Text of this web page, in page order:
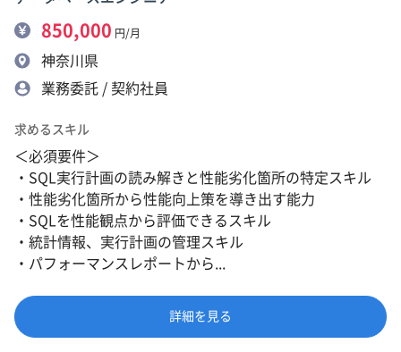
850,000 円/月
神奈川県
業務委託 / 契約社員
求めるスキル
＜必須要件＞
・SQL実行計画の読み解きと性能劣化箇所の特定スキル
・性能劣化箇所から性能向上策を導き出す能力
・SQLを性能観点から評価できるスキル
・統計情報、実行計画の管理スキル
・パフォーマンスレポートから...
詳細を見る